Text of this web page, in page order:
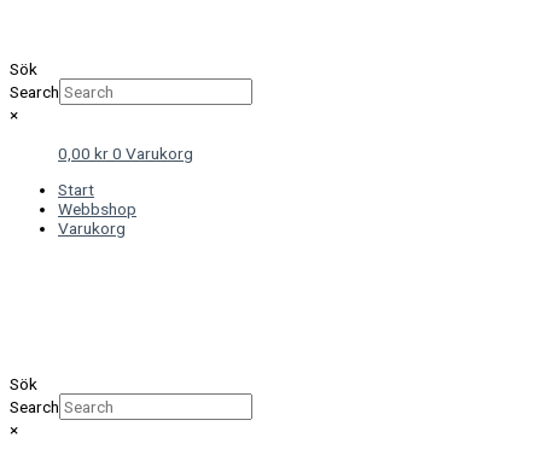
Sök
Search
×
0,00 kr0 Varukorg
Start
Webbshop
Varukorg
Sök
Search
×